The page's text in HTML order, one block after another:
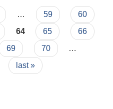
… 59
60
64 65
66
69 70
…
last »